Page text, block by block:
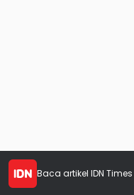
Baca artikel IDN Times